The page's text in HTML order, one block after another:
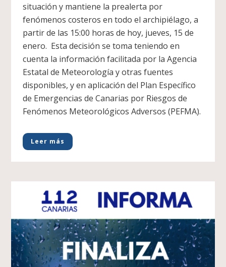
situación y mantiene la prealerta por
fenómenos costeros en todo el archipiélago, a
partir de las 15:00 horas de hoy, jueves, 15 de
enero. Esta decisión se toma teniendo en
cuenta la información facilitada por la Agencia
Estatal de Meteorología y otras fuentes
disponibles, y en aplicación del Plan Específico
de Emergencias de Canarias por Riesgos de
Fenómenos Meteorológicos Adversos (PEFMA).
Leer más